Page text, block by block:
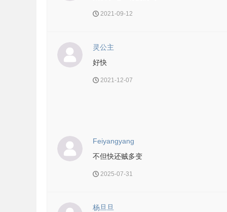
2021-09-12
灵公主
好快
2021-12-07
Feiyangyang
不但快还贼多变
2025-07-31
杨旦旦